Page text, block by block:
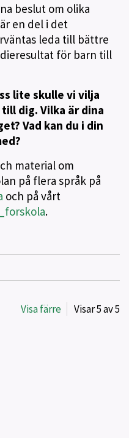
beslut om olika
en del i det
leda till bättre
för barn till
lite skulle vi vilja
dig. Vilka är dina
Vad kan du i din
material om
på flera språk på
och på vårt
.
Visa färre Visar5av5